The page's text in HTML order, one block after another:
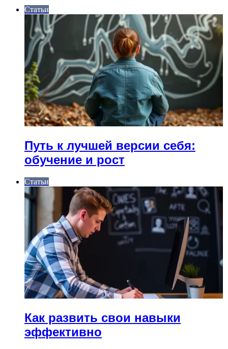
Статьи
Путь к лучшей версии себя:
обучение и рост
Статьи
Как развить свои навыки
эффективно